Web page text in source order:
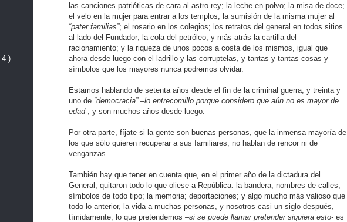
las canciones patrióticas de cara al astro rey; la leche en polvo; la misa de doce;
el velo en la mujer para entrar a los templos; la sumisión de la misma mujer al
“pater familias”; el rosario en los colegios; los retratos del general en todos sitios
al lado del Fundador; la cola del petróleo; y más atrás la cartilla del
racionamiento; y la riqueza de unos pocos a costa de los mismos, igual que
ahora desde luego con el ladrillo y las corruptelas, y tantas y tantas cosas y
símbolos que los mayores nunca podremos olvidar.
Estamos hablando de setenta años desde el fin de la criminal guerra, y treinta y
uno de “democracia” –lo entrecomillo porque considero que aún no es mayor de
edad- , y son muchos años desde luego.
Por otra parte, fíjate si la gente son buenas personas, que la inmensa mayoría de
los que sólo quieren recuperar a sus familiares, no hablan de rencor ni de
venganzas.
También hay que tener en cuenta que, en el primer año de la dictadura del
General, quitaron todo lo que oliese a República: la bandera; nombres de calles;
símbolos de todo tipo; la memoria; deportaciones; y algo mucho más valioso que
todo lo anterior, la vida a muchas personas, y nosotros casi un siglo después,
tímidamente, lo que pretendemos –si se puede llamar pretender siquiera esto- es
4 )